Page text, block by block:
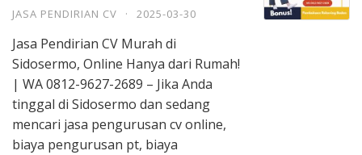
JASA PENDIRIAN CV · 2025-03-30
Jasa Pendirian CV Murah di
Sidosermo, Online Hanya dari Rumah!
| WA 0812-9627-2689 – Jika Anda
tinggal di Sidosermo dan sedang
mencari jasa pengurusan cv online,
biaya pengurusan pt, biaya